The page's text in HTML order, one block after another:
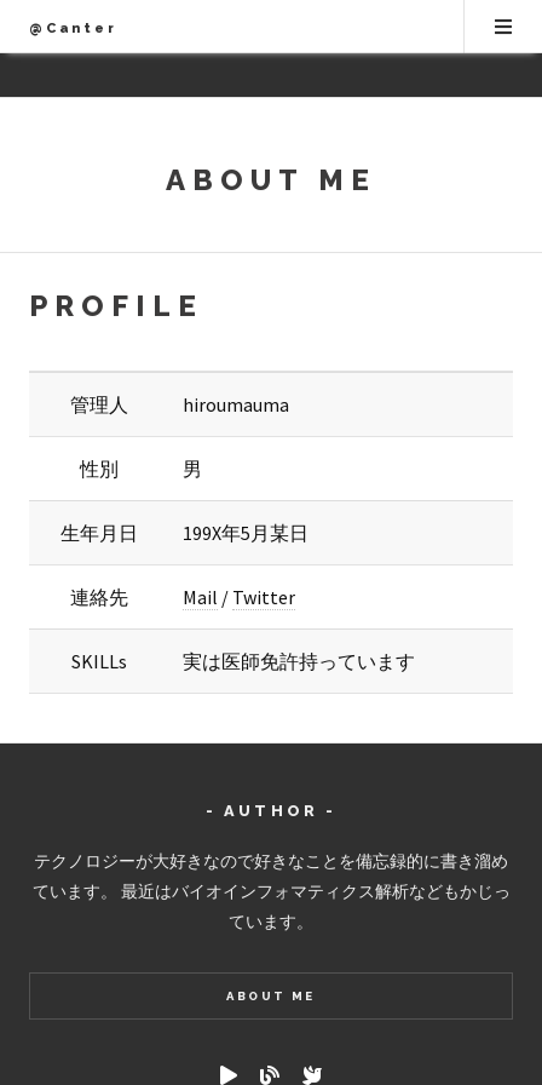
@Canter
ABOUT ME
PROFILE
管理人 hiroumauma
性別 男
生年月日 199X年5月某日
連絡先 Mail / Twitter
SKILLs 実は医師免許持っています
- AUTHOR -
テクノロジーが大好きなので好きなことを備忘録的に書き溜め
ています。 最近はバイオインフォマティクス解析などもかじっ
ています。
ABOUT ME